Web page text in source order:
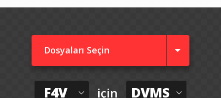
Dosyaları Seçin
F4V için DVMS